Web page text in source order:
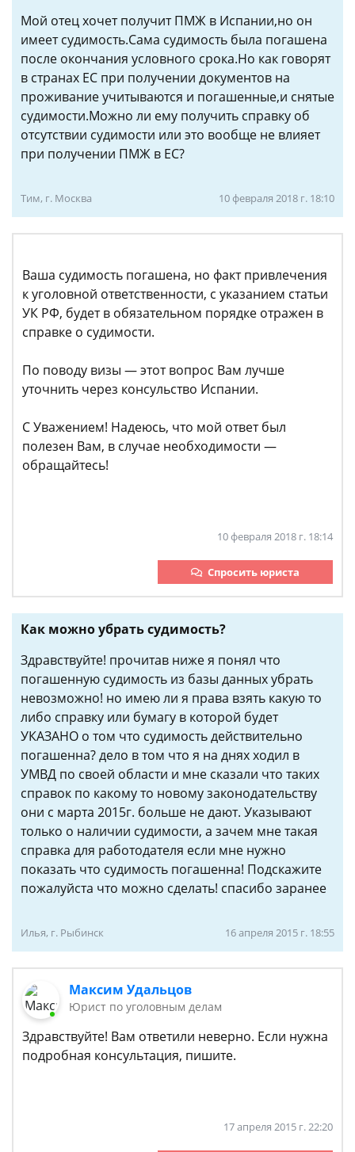
Мой отец хочет получит ПМЖ в Испании,но он
имеет судимость.Сама судимость была погашена
после окончания условного срока.Но как говорят
в странах ЕС при получении документов на
проживание учитываются и погашенные,и снятые
судимости.Можно ли ему получить справку об
отсутствии судимости или это вообще не влияет
при получении ПМЖ в ЕС?
Тим, г. Москва 10 февраля 2018 г. 18:10
Ваша судимость погашена, но факт привлечения
к уголовной ответственности, с указанием статьи
УК РФ, будет в обязательном порядке отражен в
справке о судимости.
По поводу визы — этот вопрос Вам лучше
уточнить через консульство Испании.
С Уважением! Надеюсь, что мой ответ был
полезен Вам, в случае необходимости —
обращайтесь!
10 февраля 2018 г. 18:14
Спросить юриста
Как можно убрать судимость?
Здравствуйте! прочитав ниже я понял что
погашенную судимость из базы данных убрать
невозможно! но имею ли я права взять какую то
либо справку или бумагу в которой будет
УКАЗАНО о том что судимость действительно
погашенна? дело в том что я на днях ходил в
УМВД по своей области и мне сказали что таких
справок по какому то новому законодательству
они с марта 2015г. больше не дают. Указывают
только о наличии судимости, а зачем мне такая
справка для работодателя если мне нужно
показать что судимость погашенна! Подскажите
пожалуйста что можно сделать! спасибо заранее
Илья, г. Рыбинск 16 апреля 2015 г. 18:55
Максим Удальцов
Юрист по уголовным делам
Здравствуйте! Вам ответили неверно. Если нужна
подробная консультация, пишите.
17 апреля 2015 г. 22:20